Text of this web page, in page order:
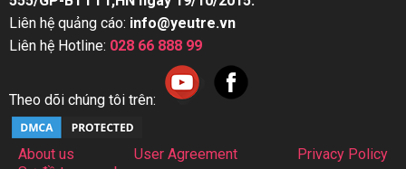
Liên hệ quảng cáo: info@yeutre.vn
Liên hệ Hotline: 028 66 888 99
Theo dõi chúng tôi trên:
About us User Agreement
Privacy Policy